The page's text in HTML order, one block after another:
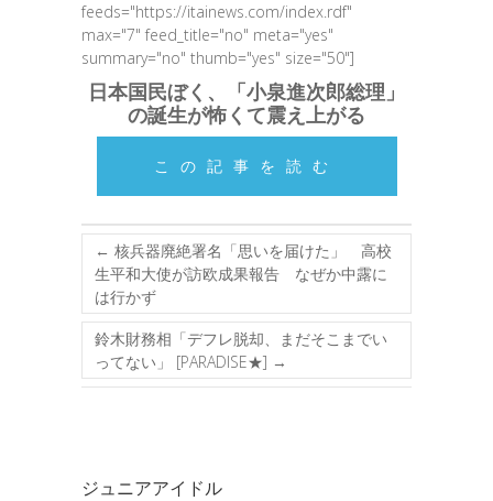
feeds="https://itainews.com/index.rdf"
max="7" feed_title="no" meta="yes"
summary="no" thumb="yes" size="50"]
日本国民ぼく、「小泉進次郎総理」
の誕生が怖くて震え上がる
この記事を読む
← 核兵器廃絶署名「思いを届けた」 高校
生平和大使が訪欧成果報告 なぜか中露に
は行かず
鈴木財務相「デフレ脱却、まだそこまでい
ってない」 [PARADISE★] →
ジュニアアイドル